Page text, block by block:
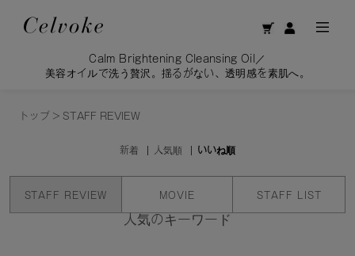
Calm Brightening Cleansing Oil／
美容オイルで洗う贅沢。揺るがない、透明感を素肌へ。
トップ > STAFF REVIEW
新着 人気順 いいね順
STAFF REVIEW MOVIE STAFF LIST
人気のキーワード